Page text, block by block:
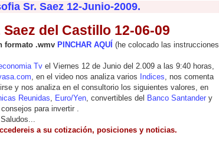
Sr. Saez 12-Junio-2009.
del Castillo 12-06-09
formato .wmv PINCHAR AQUÍ (he colocado las instrucciones
Tvel Viernes 12 de Junio del 2.009 a las 9:40 horas,
, en el video nos analiza varios Indices, nos comenta
y nos analiza en el consultorio los siguientes valores, en
Reunidas, Euro/Yen, convertibles del Banco Santandery
para invertir .
a su cotización, posiciones y noticias.